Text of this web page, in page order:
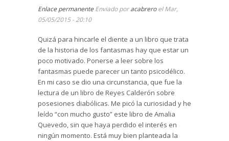
Enlace permanente Enviado poracabreroel Mar,
05/05/2015 - 20:10
Quizá para hincarle el diente a un libro que trata
de la historia de los fantasmas hay que estar un
poco motivado. Ponerse a leer sobre los
fantasmas puede parecer un tanto psicodélico.
En mi caso se dio una circunstancia, que fue la
lectura de un libro de Reyes Calderón sobre
posesiones diabólicas. Me picó la curiosidad y he
leído “con mucho gusto” este libro de Amalia
Quevedo, sin que haya perdido el interés en
ningún momento. Está muy bien planteada la